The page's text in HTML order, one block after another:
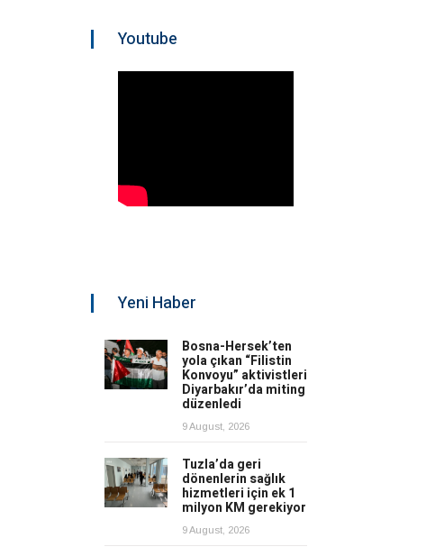
Youtube
Yeni Haber
Bosna-Hersek’ten
yola çıkan “Filistin
Konvoyu” aktivistleri
Diyarbakır’da miting
düzenledi
9 August, 2026
Tuzla’da geri
dönenlerin sağlık
hizmetleri için ek 1
milyon KM gerekiyor
9 August, 2026